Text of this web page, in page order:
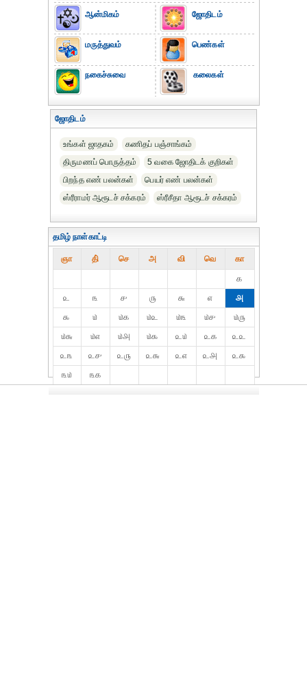
ஆன்மிகம்
மருத்துவம்
நகைச்சுவை
ஜோதிடம்
பெண்கள்
கலைகள்
ஜோதிடம்
உங்கள் ஜாதகம்
கணிதப் பஞ்சாங்கம்
திருமணப் பொருத்தம்
5 வகை ஜோதிடக் குறிகள்
பிறந்த எண் பலன்கள்
பெயர் எண் பலன்கள்
ஸ்ரீராமர் ஆரூடச் சக்கரம்
ஸ்ரீசீதா ஆரூடச் சக்கரம்
தமிழ் நாள்காட்டி
ஞா தி் செ அ வி வெ கா
௧
௨
௩ ௪ ௫ ௬ ௭
௮
௯
௰ ௰௧ ௰௨ ௰௩ ௰௪
௰௫
௰௬
௰௭ ௰௮ ௰௯ ௨௰ ௨௧
௨௨
௨௩
௨௪ ௨௫ ௨௬ ௨௭ ௨௮
௨௯
௩௰
௩௧